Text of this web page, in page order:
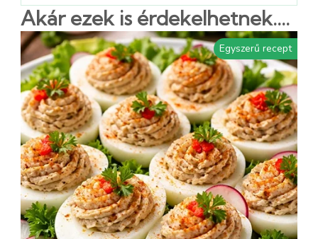
Akár ezek is érdekelhetnek....
Egyszerű recept